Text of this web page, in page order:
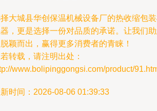
大城县华创保温机械设备厂的热收缩包
，更是选择一份对品质的承诺。让我们
颖而出，赢得更多消费者的青睐！
转载，请注明出处：
www.bolipinggongsi.com/product/
时间：2026-08-06 01:39:33